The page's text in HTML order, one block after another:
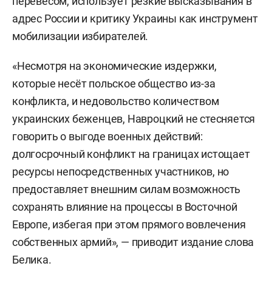
Кароль Навроцкий
Фото: ©
Antoni Byszewski/Fotonews
/ Keystone Press Agency /
www.globallookpress.com
Белик назвал заявление Навроцкого о «выгоде»
украинского конфликта отражением
национальных интересов Польши, которая
стремится укрепить свои позиции в Восточной
Европе. По мнению депутата, польский
президент, пришедший к власти с минимальным
перевесом, использует резкие высказывания в
адрес России и критику Украины как инструмент
мобилизации избирателей.
«Несмотря на экономические издержки,
которые несёт польское общество из-за